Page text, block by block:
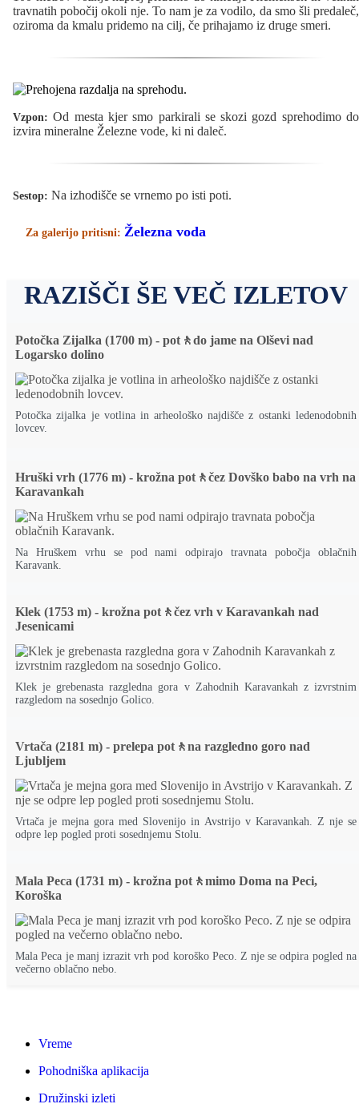
travnatih pobočij okoli nje. To nam je za vodilo, da smo šli predaleč,
oziroma da kmalu pridemo na cilj, če prihajamo iz druge smeri.
Vzpon: Od mesta kjer smo parkirali se skozi gozd sprehodimo do
izvira mineralne Železne vode, ki ni daleč.
Sestop: Na izhodišče se vrnemo po isti poti.
Za galerijo pritisni: Železna voda
RAZIŠČI ŠE VEČ IZLETOV
Potočka Zijalka (1700 m) - pot🚶do jame na Olševi nad
Logarsko dolino
Potočka zijalka je votlina in arheološko najdišče z ostanki ledenodobnih
lovcev.
Hruški vrh (1776 m) - krožna pot🚶čez Dovško babo na vrh na
Karavankah
Na Hruškem vrhu se pod nami odpirajo travnata pobočja oblačnih
Karavank.
Klek (1753 m) - krožna pot🚶čez vrh v Karavankah nad
Jesenicami
Klek je grebenasta razgledna gora v Zahodnih Karavankah z izvrstnim
razgledom na sosednjo Golico.
Vrtača (2181 m) - prelepa pot🚶na razgledno goro nad
Ljubljem
Vrtača je mejna gora med Slovenijo in Avstrijo v Karavankah. Z nje se
odpre lep pogled proti sosednjemu Stolu.
Mala Peca (1731 m) - krožna pot🚶mimo Doma na Peci,
Koroška
Mala Peca je manj izrazit vrh pod koroško Peco. Z nje se odpira pogled na
večerno oblačno nebo.
Vreme
Pohodniška aplikacija
Družinski izleti